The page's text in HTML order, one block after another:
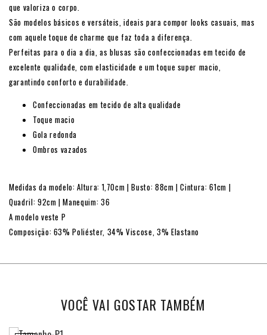
que valoriza o corpo.
São modelos básicos e versáteis, ideais para compor looks casuais, mas
com aquele toque de charme que faz toda a diferença.
Perfeitas para o dia a dia, as blusas são confeccionadas em tecido de
excelente qualidade, com elasticidade e um toque super macio,
garantindo conforto e durabilidade.
Confeccionadas em tecido de alta qualidade
Toque macio
Gola redonda
Ombros vazados
Medidas da modelo: Altura: 1,70cm | Busto: 88cm | Cintura: 61cm |
Quadril: 92cm | Manequim: 36
A modelo veste P
Composição: 63% Poliéster, 34% Viscose, 3% Elastano
VOCÊ VAI GOSTAR TAMBÉM